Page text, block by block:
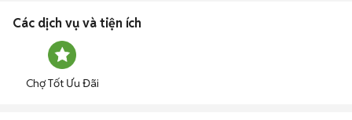
Các dịch vụ và tiện ích
Chợ Tốt Ưu Đãi